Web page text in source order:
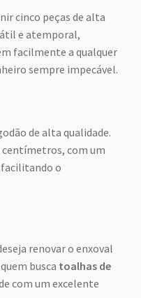
cinco peças de alta
e atemporal,
facilmente a qualquer
sempre impecável.
de alta qualidade.
centímetros, com um
o
renovar o enxoval
busca toalhas de
com um excelente